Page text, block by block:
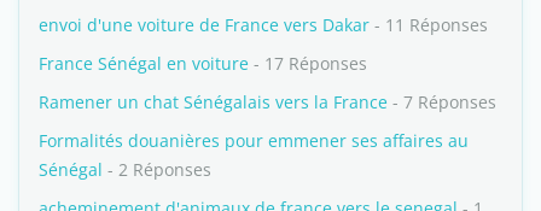
envoi d'une voiture de France vers Dakar - 11 Réponses
France Sénégal en voiture - 17 Réponses
Ramener un chat Sénégalais vers la France - 7 Réponses
Formalités douanières pour emmener ses affaires au
Sénégal - 2 Réponses